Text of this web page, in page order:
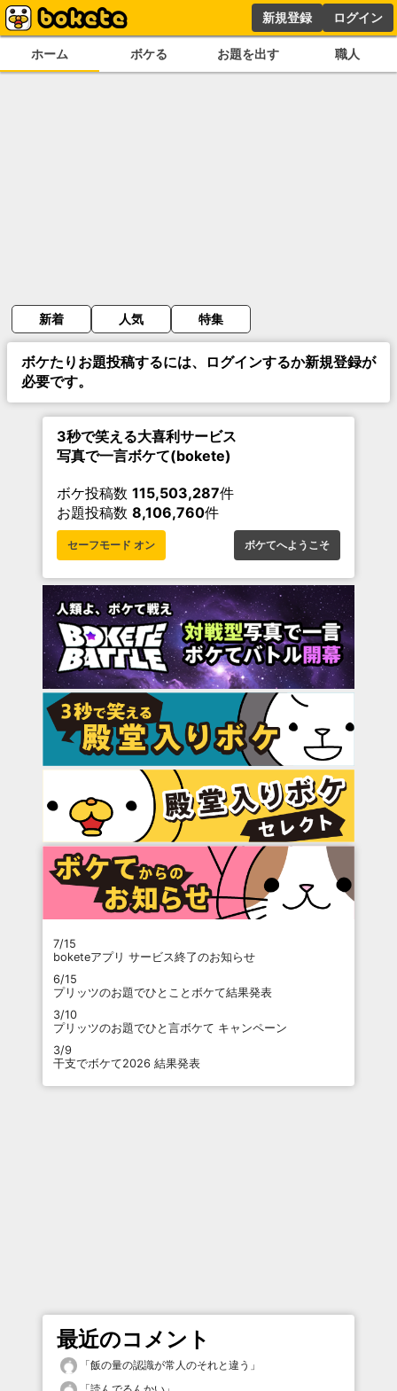
新規登録 ログイン
ホーム ボケる お題を出す 職人
新着 人気 特集
ボケたりお題投稿するには、ログインするか新規登録が
必要です。
3秒で笑える大喜利サービス
写真で一言ボケて(bokete)
ボケ投稿数 115,503,287件
お題投稿数 8,106,760件
セーフモード オン ボケてへようこそ
7/15
boketeアプリ サービス終了のお知らせ
6/15
プリッツのお題でひとことボケて結果発表
3/10
プリッツのお題でひと言ボケて キャンペーン
3/9
干支でボケて2026 結果発表
最近のコメント
「飯の量の認識が常人のそれと違う 」